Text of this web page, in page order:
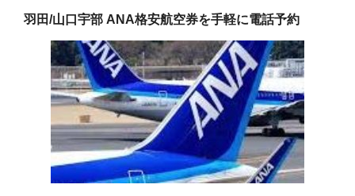
羽田/山口宇部 ANA格安航空券を手軽に電話予約